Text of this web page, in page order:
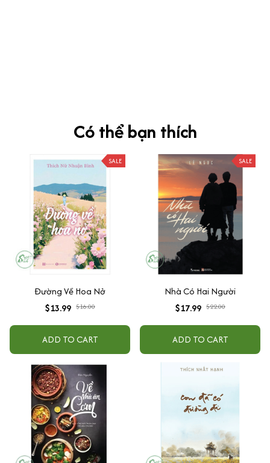
Có thể bạn thích
SALE
Đường Về Hoa Nở
$13.99 $16.00
ADD TO CART
SALE
Nhà Có Hai Người
$17.99 $22.00
ADD TO CART